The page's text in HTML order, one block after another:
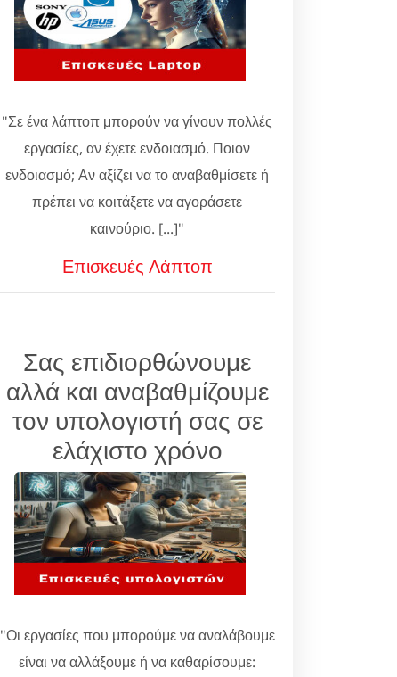
"Σε ένα λάπτοπ μπορούν να γίνουν πολλές
εργασίες, αν έχετε ενδοιασμό. Ποιον
ενδοιασμό; Αν αξίζει να το αναβαθμίσετε ή
πρέπει να κοιτάξετε να αγοράσετε
καινούριο. [...]"
Επισκευές Λάπτοπ
Σας επιδιορθώνουμε
αλλά και αναβαθμίζουμε
τον υπολογιστή σας σε
ελάχιστο χρόνο
"Οι εργασίες που μπορούμε να αναλάβουμε
είναι να αλλάξουμε ή να καθαρίσουμε: